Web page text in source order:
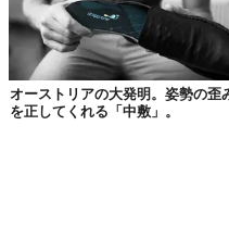
この世界は、
オーストリアの大発明。姿勢の歪
を正してくれる「中敷」。